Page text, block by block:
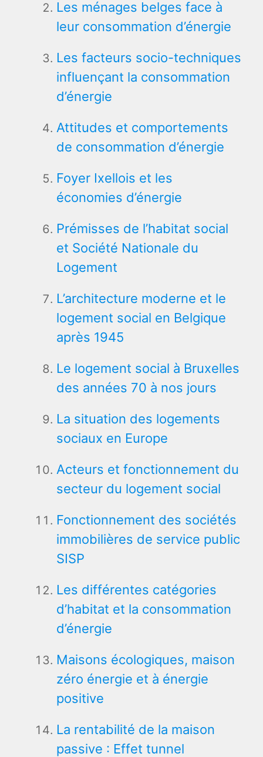
Les ménages belges face à
leur consommation d’énergie
Les facteurs socio-techniques
influençant la consommation
d’énergie
Attitudes et comportements
de consommation d’énergie
Foyer Ixellois et les
économies d’énergie
Prémisses de l’habitat social
et Société Nationale du
Logement
L’architecture moderne et le
logement social en Belgique
après 1945
Le logement social à Bruxelles
des années 70 à nos jours
La situation des logements
sociaux en Europe
Acteurs et fonctionnement du
secteur du logement social
Fonctionnement des sociétés
immobilières de service public
SISP
Les différentes catégories
d’habitat et la consommation
d’énergie
Maisons écologiques, maison
zéro énergie et à énergie
positive
La rentabilité de la maison
passive : Effet tunnel